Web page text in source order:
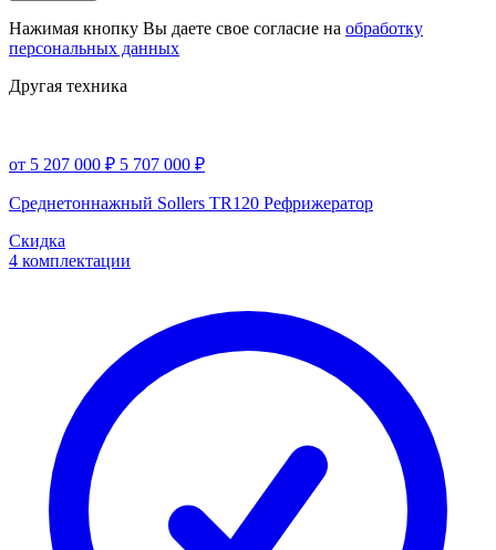
Нажимая кнопку Вы даете свое согласие на обработку
персональных данных
Другая техника
от 5 207 000 ₽ 5 707 000 ₽
Среднетоннажный Sollers TR120 Рефрижератор
Скидка
4 комплектации